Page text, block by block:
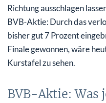
Richtung ausschlagen
BVB-Aktie: Durch das
bisher gut 7 Prozent
Finale gewonnen, wäre
Kurstafel zu sehen.
BVB-Aktie: